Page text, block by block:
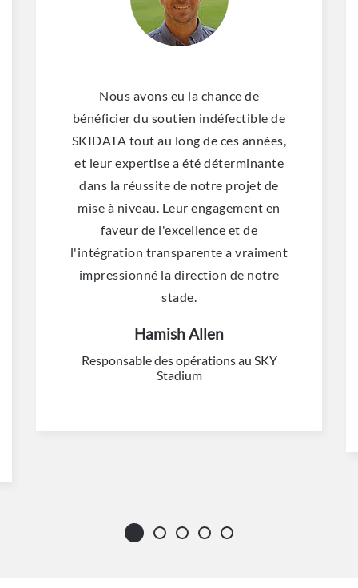
Nous avons eu la chance de
bénéficier du soutien indéfectible de
SKIDATA tout au long de ces années,
et leur expertise a été déterminante
dans la réussite de notre projet de
mise à niveau. Leur engagement en
faveur de l'excellence et de
l'intégration transparente a vraiment
impressionné la direction de notre
stade.
Hamish Allen
Responsable des opérations au SKY
Stadium